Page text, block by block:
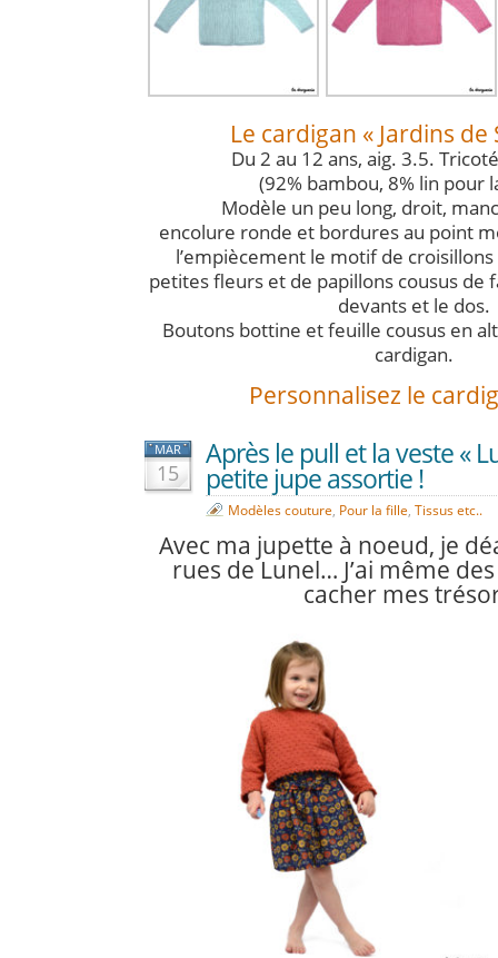
Le cardigan « Jardins de
Du 2 au 12 ans, aig. 3.5.
(92% bambou, 8% lin pour
Modèle un peu long, droit,
encolure ronde et bordures au point
l’empiècement le motif de
petites fleurs et de papillons cousus de
devants et le dos.
Boutons bottine et feuille cousus en
cardigan.
Personnalisez le
MAR
15
Après le pull et la veste «
petite jupe assortie !
Modèles couture, Pour la fille, Tissus etc..
Avec ma jupette à noeud, je
rues de Lunel… J’ai même
cacher mes